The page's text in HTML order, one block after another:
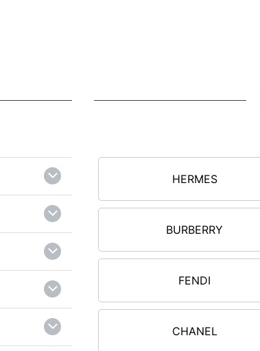
HERMES
BURBERRY
FENDI
CHANEL